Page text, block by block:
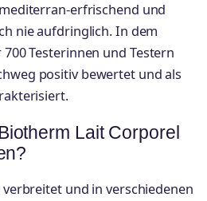
erfrischend und
nie aufdringlich. In dem
Testerinnen und Testern
positiv bewertet und als
Lait Corporel
und in verschiedenen